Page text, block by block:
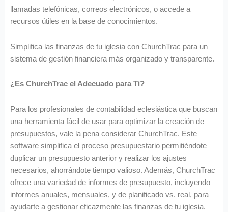
llamadas telefónicas, correos electrónicos, o accede a
recursos útiles en la base de conocimientos.
Simplifica las finanzas de tu iglesia con ChurchTrac para un
sistema de gestión financiera más organizado y transparente.
¿Es ChurchTrac el Adecuado para Ti?
Para los profesionales de contabilidad eclesiástica que buscan
una herramienta fácil de usar para optimizar la creación de
presupuestos, vale la pena considerar ChurchTrac. Este
software simplifica el proceso presupuestario permitiéndote
duplicar un presupuesto anterior y realizar los ajustes
necesarios, ahorrándote tiempo valioso. Además, ChurchTrac
ofrece una variedad de informes de presupuesto, incluyendo
informes anuales, mensuales, y de planificado vs. real, para
ayudarte a gestionar eficazmente las finanzas de tu iglesia.